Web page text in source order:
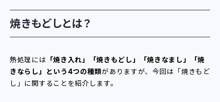
焼きもどしとは？
熱処理には 「焼き入れ」「焼きもどし」「焼きなまし」「焼
きならし」という4つの種類がありますが、今回は「焼きもど
し」に関することを紹介します。